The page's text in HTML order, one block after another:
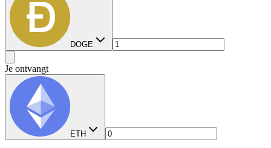
DOGE
Je ontvangt
ETH